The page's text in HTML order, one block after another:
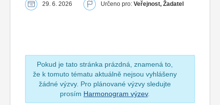
29. 6. 2026 Určeno pro: Veřejnost, Žadatel
Pokud je tato stránka prázdná, znamená to,
že k tomuto tématu aktuálně nejsou vyhlášeny
žádné výzvy. Pro plánované výzvy sledujte
prosím Harmonogram výzev.